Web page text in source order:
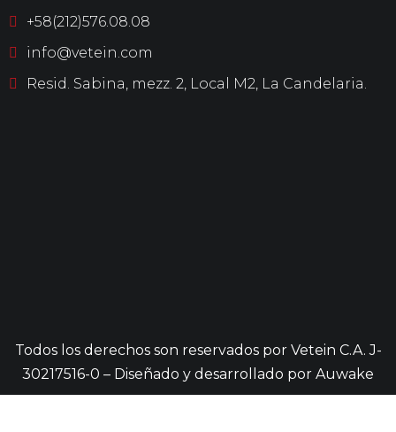
+58(212)576.08.08
info@vetein.com
Resid. Sabina, mezz. 2, Local M2, La Candelaria.
Todos los derechos son reservados por Vetein C.A. J-
30217516-0 – Diseñado y desarrollado por Auwake